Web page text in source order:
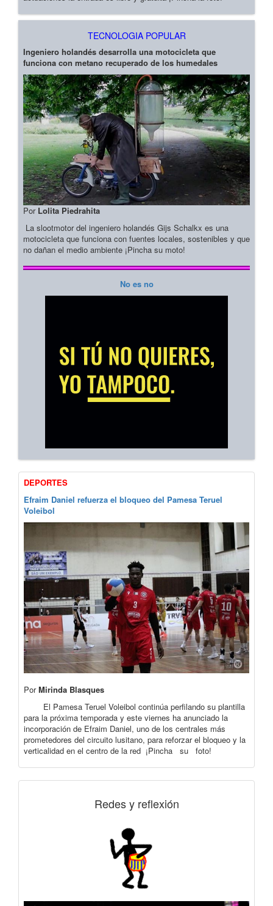
TECNOLOGIA POPULAR
Ingeniero holandés desarrolla una motocicleta que
funciona con metano recuperado de los humedales
Por Lolita Piedrahita
La slootmotor del ingeniero holandés Gijs Schalkx es una
motocicleta que funciona con fuentes locales, sostenibles y que
no dañan el medio ambiente ¡Pincha su moto!
No es no
DEPORTES
Efraim Daniel refuerza el bloqueo del Pamesa Teruel
Voleibol
PorMirinda Blasques
El Pamesa Teruel Voleibol continúa perfilando su plantilla
para la próxima temporada y este viernes ha anunciado la
incorporación de Efraim Daniel, uno de los centrales más
prometedores del circuito lusitano, para reforzar el bloqueo y la
verticalidad en el centro de la red ¡Pincha su foto!
Redes y reflexión